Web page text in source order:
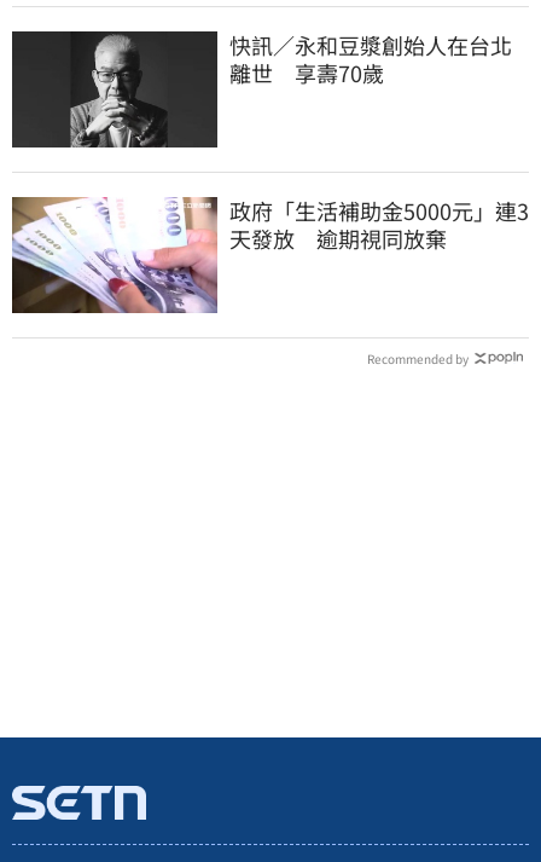
快訊／永和豆漿創始人在台北
離世 享壽70歲
政府「生活補助金5000元」連3
天發放 逾期視同放棄
Recommended by